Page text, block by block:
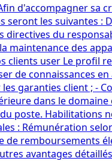
d'accompagner sa
seront les
directives du
maintenance des
clients user Le profil
de connaissances
les garanties client ;
dans le
poste. Habilitations
: Rémunération
remboursements
avantages